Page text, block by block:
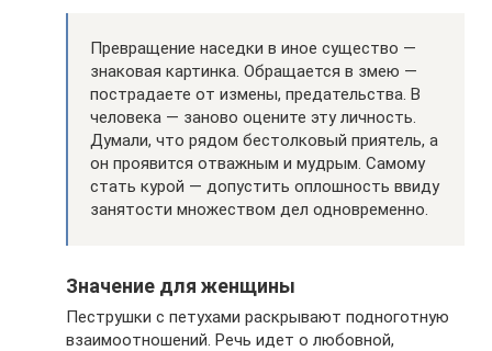
Превращение наседки в иное существо —
знаковая картинка. Обращается в змею —
пострадаете от измены, предательства. В
человека — заново оцените эту личность.
Думали, что рядом бестолковый приятель, а
он проявится отважным и мудрым. Самому
стать курой — допустить оплошность ввиду
занятости множеством дел одновременно.
Значение для женщины
Пеструшки с петухами раскрывают подноготную
взаимоотношений. Речь идет о любовной,